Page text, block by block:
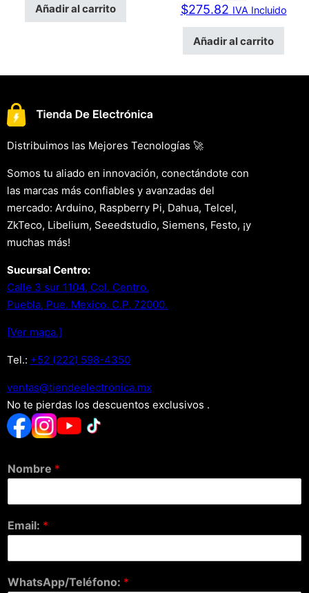
Añadir al carrito $275.82 IVA Incluido
Añadir al carrito
Distribuimos las Mejores Tecnologías 🚀
Somos tu aliado en innovación, conectándote con
las marcas más confiables y avanzadas del
mercado: Arduino, Raspberry Pi, Dahua, Telcel,
ZkTeco, Libelium, Seeedstudio, Siemens, Festo, ¡y
muchas más!
Sucursal Centro:
Calle 3 sur 1104, Col. Centro.
Puebla, Pue. Mexico. C.P. 72000.
[Ver mapa.]
Tel.: +52 (222) 598-4350
xm.acinortceleedneit@satnev
No te pierdas los descuentos exclusivos .
Nombre *
Email: *
WhatsApp/Teléfono: *